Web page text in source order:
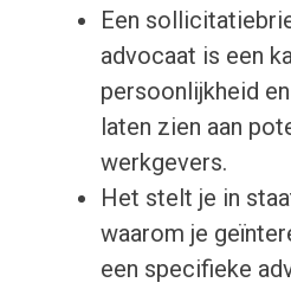
Een
advocaat is een
persoonlijkheid
laten zien aan
werkgevers.
Het stelt je in
waarom je
een specifieke